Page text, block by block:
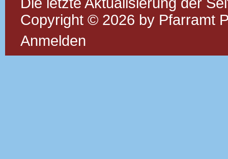
Copyright © 2026 by Pfarramt
Anmelden